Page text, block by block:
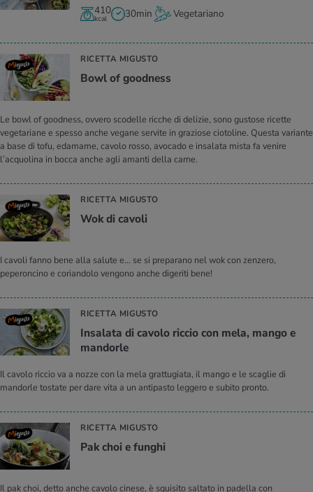
410
kcal 30min Vegetariano
RICETTA MIGUSTO
Bowl of good­ness
Le bowl of goodness, ovvero scodelle ricche di delizie, sono gustose ricette
vegetariane e spesso anche vegane servite in graziose ciotoline. Questa variante
a base di tofu, edamame, cavolo rosso, avocado e insalata mista fa venire
l’acquolina in bocca anche agli amanti della carne.
RICETTA MIGUSTO
Wok di ca­vo­li
I cavoli fanno bene alla salute e... se si preparano nel wok con zenzero,
peperoncino e coriandolo vengono anche digeriti bene!
RICETTA MIGUSTO
In­sa­la­ta di ca­vo­lo ric­cio con mela, mango e
man­dor­le
Il cavolo riccio va a nozze con la mela grattugiata, il mango e le scaglie di
mandorle tostate per dare vita a un antipasto leggero e subito pronto.
RICETTA MIGUSTO
Pak choi e fun­ghi
Il pak choi, detto anche cavolo cinese, è squisito saltato in padella con